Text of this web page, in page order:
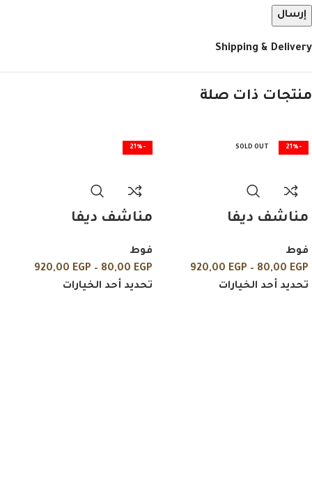
Shipping & Delivery
منتجات ذات صلة
-21%
SOLD OUT
مناشف ديفا
فوط
80,00 EGP
–
920,00 EGP
تحديد أحد الخيارات
-21%
مناشف ديفا
فوط
80,00 EGP
–
920,00 EGP
تحديد أحد الخيارات